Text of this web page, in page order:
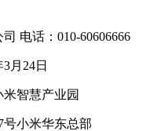
电话：010-60606666
月24日
智慧产业园
小米华东总部